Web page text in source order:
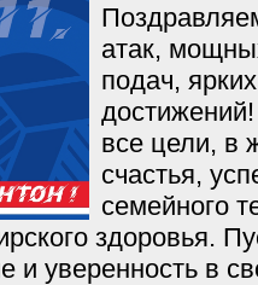
атак,
подач,
все цели, в
счастья,
семейного
здоровья.
и уверенность в